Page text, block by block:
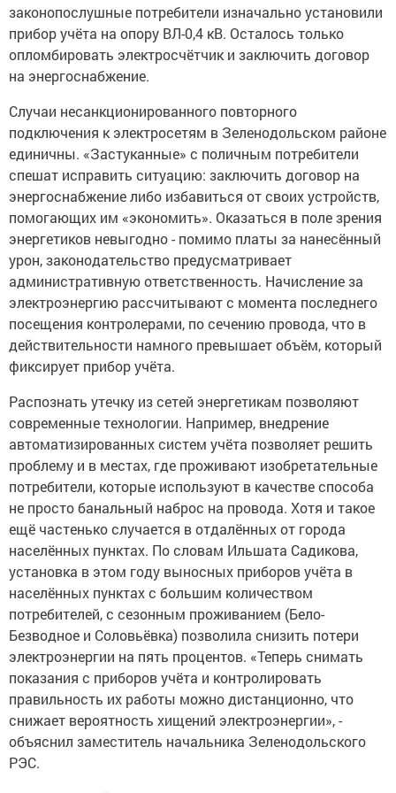
законопослушные потребители изначально установили
прибор учёта на опору ВЛ-0,4 кВ. Осталось только
опломбировать электросчётчик и заключить договор
на энергоснабжение.
Случаи несанкционированного повторного
подключения к электросетям в Зеленодольском районе
единичны. «Застуканные» с поличным потребители
спешат исправить ситуацию: заключить договор на
энергоснабжение либо избавиться от своих устройств,
помогающих им «экономить». Оказаться в поле зрения
энергетиков невыгодно - помимо платы за нанесённый
урон, законодательство предусматривает
административную ответственность. Начисление за
электроэнергию рассчитывают с момента последнего
посещения контролерами, по сечению провода, что в
действительности намного превышает объём, который
фиксирует прибор учёта.
Распознать утечку из сетей энергетикам позволяют
современные технологии. Например, внедрение
автоматизированных систем учёта позволяет решить
проб­лему и в местах, где проживают изобретательные
потребители, которые используют в качестве способа
не просто банальный наброс на провода. Хотя и такое
ещё частенько случается в отдалённых от города
населённых пунктах. По словам Ильшата Садикова,
установка в этом году выносных приборов учёта в
населённых пунк­тах с большим количеством
потребителей, с сезонным проживанием (Бело-
Безводное и Соловьёвка) позволила снизить потери
элект­роэнергии на пять процентов. «Теперь снимать
показания с приборов учёта и контролировать
правильность их работы можно дистанционно, что
снижает вероятность хищений электроэнергии», -
объяснил заместитель начальника Зеленодольского
РЭС.